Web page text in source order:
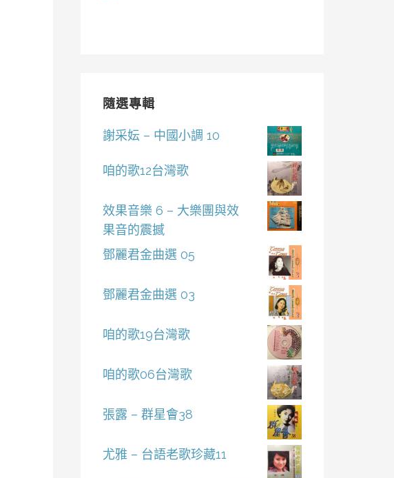
隨選專輯
謝采妘 – 中國小調 10
咱的歌12台灣歌
效果音樂 6 – 大樂團與效
果音的震撼
鄧麗君金曲選 05
鄧麗君金曲選 03
咱的歌19台灣歌
咱的歌06台灣歌
張露 – 群星會38
尤雅 – 台語老歌珍藏11